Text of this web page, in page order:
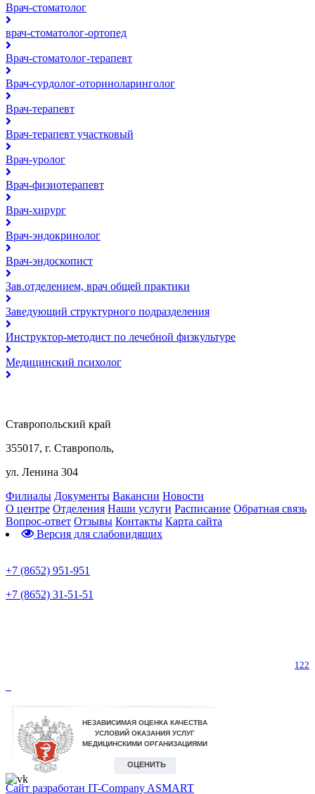
Врач-стоматолог
врач-стоматолог-ортопед
Врач-стоматолог-терапевт
Врач-сурдолог-оториноларинголог
Врач-терапевт
Врач-терапевт участковый
Врач-уролог
Врач-физиотерапевт
Врач-хирург
Врач-эндокринолог
Врач-эндоскопист
Зав.отделением, врач общей практики
Заведующий структурного подразделения
Инструктор-методист по лечебной физкультуре
Медицинский психолог
Ставропольский край
355017, г. Ставрополь,
ул. Ленина 304
Филиалы Документы Вакансии Новости
О центре Отделения Наши услуги Расписание Обратная связь
Вопрос-ответ Отзывы Контакты Карта сайта
Версия для слабовидящих
+7 (8652) 951-951
+7 (8652) 31-51-51
122
Сайт разработан IT-Company ASMART